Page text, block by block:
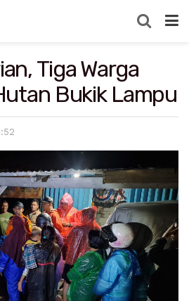
Tiga Warga
Bukik Lampu